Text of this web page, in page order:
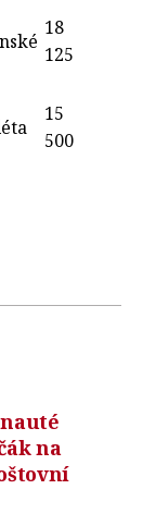
18
125
15
500
na